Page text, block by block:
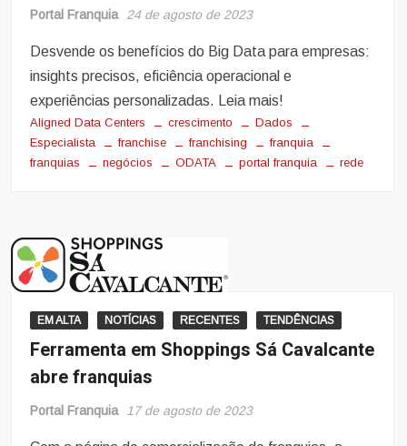
Portal Franquia 24 de agosto de 2023
Desvende os benefícios do Big Data para empresas:
insights precisos, eficiência operacional e
experiências personalizadas. Leia mais!
Aligned Data Centers crescimento
Dados
Especialista
franchise franchising
franquia
franquias
negócios ODATA portal franquia rede
EM ALTA NOTÍCIAS RECENTES TENDÊNCIAS
Ferramenta em Shoppings Sá Cavalcante
abre franquias
Portal Franquia 17 de agosto de 2023